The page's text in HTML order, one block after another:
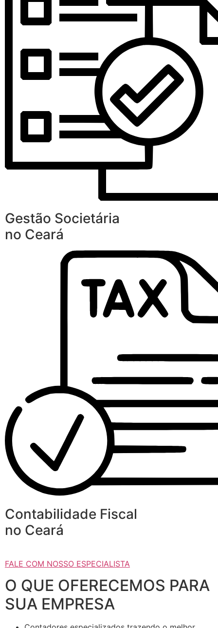
Gestão Societária
no Ceará
Contabilidade Fiscal
no Ceará
FALE COM NOSSO ESPECIALISTA
O QUE OFERECEMOS PARA
SUA EMPRESA